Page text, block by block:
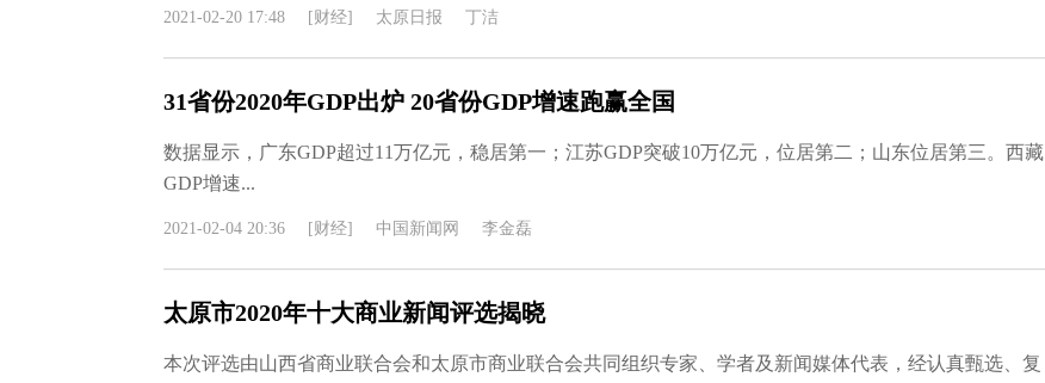
2021-02-20 17:48 [财经] 太原日报 丁洁
31省份2020年GDP出炉 20省份GDP增速跑赢全国
数据显示，广东GDP超过11万亿元，稳居第一；江苏GDP突破10万亿元，位居第二；山东位居第三。西藏
GDP增速...
2021-02-04 20:36 [财经] 中国新闻网 李金磊
太原市2020年十大商业新闻评选揭晓
本次评选由山西省商业联合会和太原市商业联合会共同组织专家、学者及新闻媒体代表，经认真甄选、复